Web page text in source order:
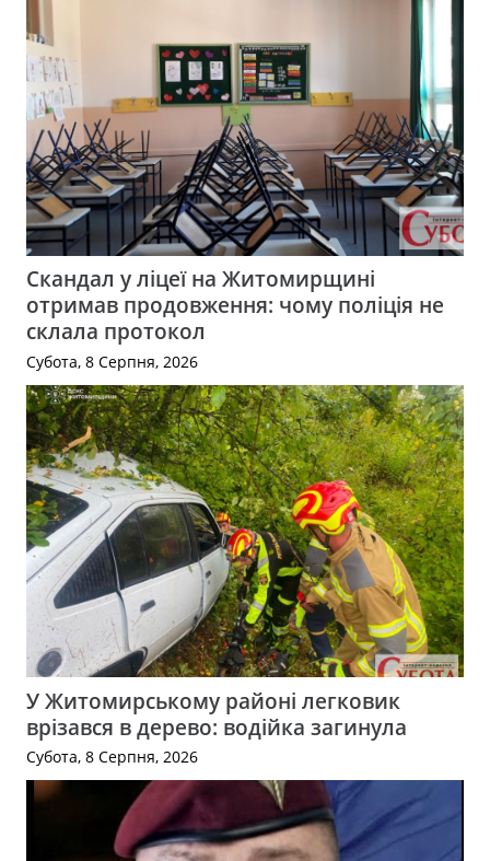
Скандал у ліцеї на Житомирщині
отримав продовження: чому поліція не
склала протокол
Субота, 8 Серпня, 2026
У Житомирському районі легковик
врізався в дерево: водійка загинула
Субота, 8 Серпня, 2026